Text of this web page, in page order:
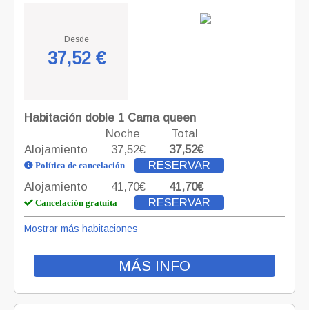
Desde
37,52 €
Habitación doble 1 Cama queen
Noche
Total
Alojamiento
37,52€
37,52€
RESERVAR
Política de cancelación
Alojamiento 41,70€
41,70€
RESERVAR
Cancelación gratuita
Mostrar más habitaciones
MÁS INFO